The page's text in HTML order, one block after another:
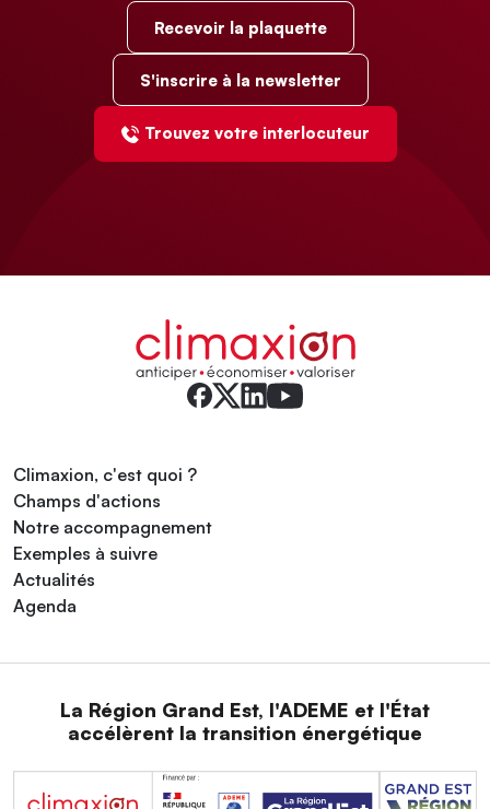
Recevoir la plaquette
S'inscrire à la newsletter
Trouvez votre interlocuteur
Climaxion, c'est quoi ?
Champs d'actions
Notre accompagnement
Exemples à suivre
Actualités
Agenda
La Région Grand Est, l'ADEME et l'État
accélèrent la transition énergétique